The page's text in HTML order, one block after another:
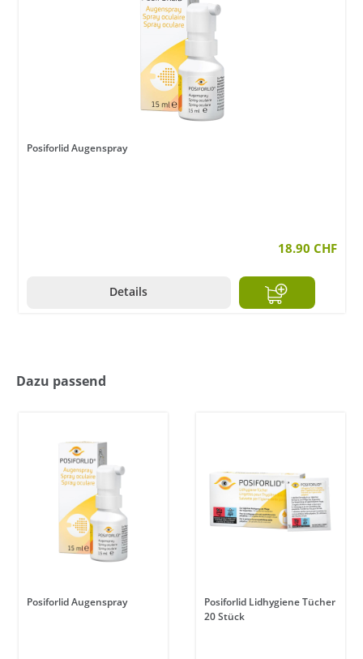
Posiforlid Augenspray
18.90 CHF
Details
Dazu passend
Posiforlid Augenspray
Posiforlid Lidhygiene Tücher
20 Stück